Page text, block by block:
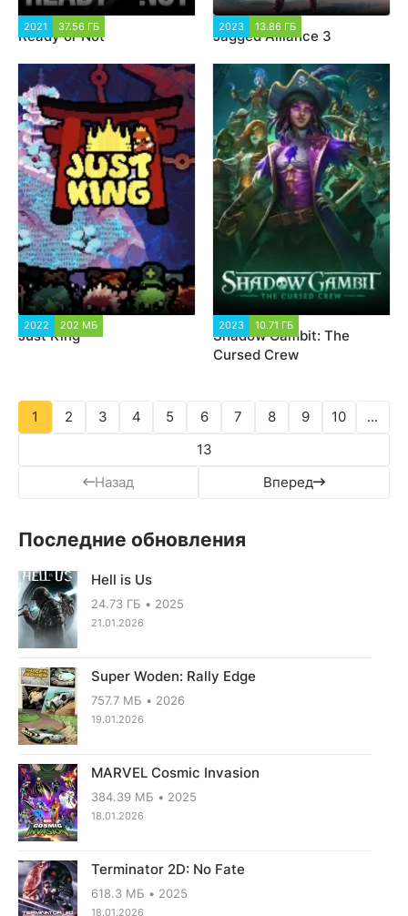
2021 37.56 ГБ
Ready or Not
2023 13.86 ГБ
Jagged Alliance 3
2022 202 МБ
Just King
2023 10.71 ГБ
Shadow Gambit: The
Cursed Crew
Назад
1 2 3 4 5 6 7 8 9 10
...
13
Вперед
Последние обновления
Hell is Us
24.73 ГБ 2025
21.01.2026
Super Woden: Rally Edge
757.7 МБ 2026
19.01.2026
MARVEL Cosmic Invasion
384.39 МБ 2025
18.01.2026
Terminator 2D: No Fate
618.3 МБ 2025
18.01.2026